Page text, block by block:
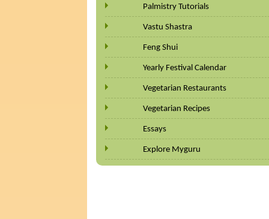
Palmistry Tutorials
Vastu Shastra
Feng Shui
Yearly Festival Calendar
Vegetarian Restaurants
Vegetarian Recipes
Essays
Explore Myguru